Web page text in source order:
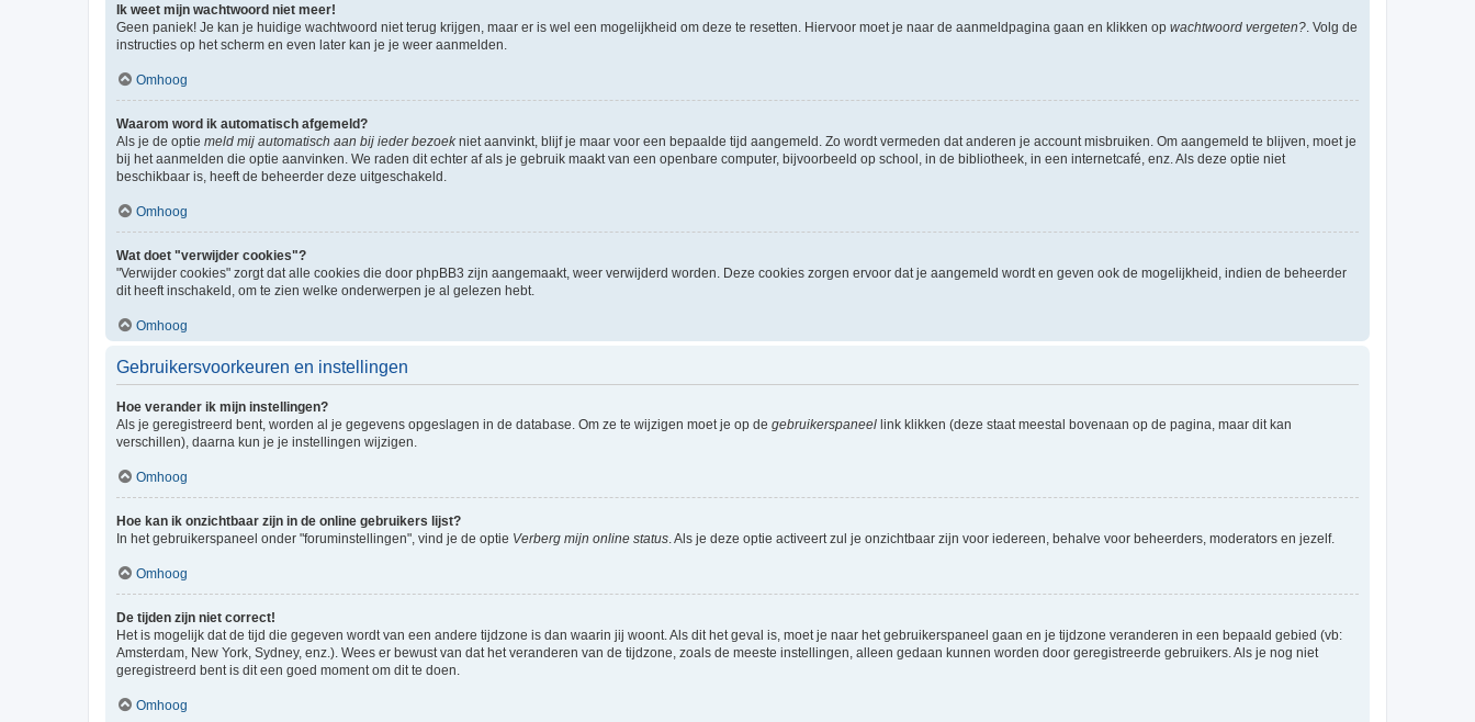
Ik weet mijn wachtwoord niet meer!
Geen paniek! Je kan je huidige wachtwoord niet terug krijgen, maar er is wel een mogelijkheid om deze te resetten. Hiervoor moet je naar de aanmeldpagina gaan en klikken op wachtwoord vergeten? . Volg de
instructies op het scherm en even later kan je je weer aanmelden.
Omhoog
Waarom word ik automatisch afgemeld?
Als je de optie meld mij automatisch aan bij ieder bezoekniet aanvinkt, blijf je maar voor een bepaalde tijd aangemeld. Zo wordt vermeden dat anderen je account misbruiken. Om aangemeld te blijven, moet je
bij het aanmelden die optie aanvinken. We raden dit echter af als je gebruik maakt van een openbare computer, bijvoorbeeld op school, in de bibliotheek, in een internetcafé, enz. Als deze optie niet
beschikbaar is, heeft de beheerder deze uitgeschakeld.
Omhoog
Wat doet "verwijder cookies"?
"Verwijder cookies" zorgt dat alle cookies die door phpBB3 zijn aangemaakt, weer verwijderd worden. Deze cookies zorgen ervoor dat je aangemeld wordt en geven ook de mogelijkheid, indien de beheerder
dit heeft inschakeld, om te zien welke onderwerpen je al gelezen hebt.
Omhoog
Gebruikersvoorkeuren en instellingen
Hoe verander ik mijn instellingen?
Als je geregistreerd bent, worden al je gegevens opgeslagen in de database. Om ze te wijzigen moet je op de gebruikerspaneel link klikken (deze staat meestal bovenaan op de pagina, maar dit kan
verschillen), daarna kun je je instellingen wijzigen.
Omhoog
Hoe kan ik onzichtbaar zijn in de online gebruikers lijst?
In het gebruikerspaneel onder "foruminstellingen", vind je de optie Verberg mijn online status . Als je deze optie activeert zul je onzichtbaar zijn voor iedereen, behalve voor beheerders, moderators en jezelf.
Omhoog
De tijden zijn niet correct!
Het is mogelijk dat de tijd die gegeven wordt van een andere tijdzone is dan waarin jij woont. Als dit het geval is, moet je naar het gebruikerspaneel gaan en je tijdzone veranderen in een bepaald gebied (vb:
Amsterdam, New York, Sydney, enz.). Wees er bewust van dat het veranderen van de tijdzone, zoals de meeste instellingen, alleen gedaan kunnen worden door geregistreerde gebruikers. Als je nog niet
geregistreerd bent is dit een goed moment om dit te doen.
Omhoog